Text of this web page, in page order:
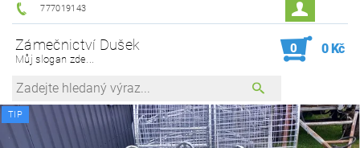
777019143
Zámečnictví Dušek
Můj slogan zde...
0 0 Kč
TIP